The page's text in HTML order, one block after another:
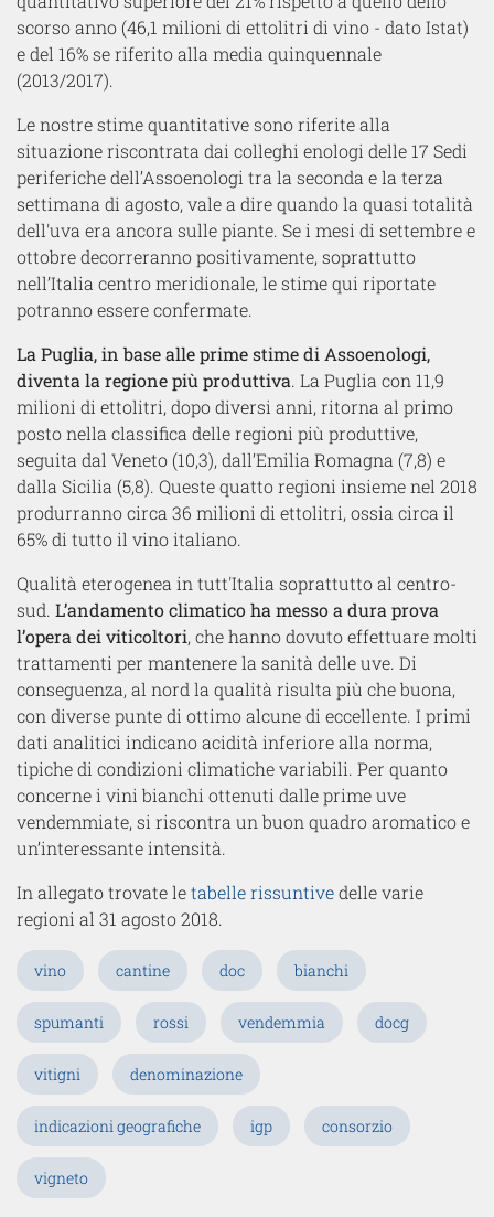
scorso anno (46,1 milioni di ettolitri di vino - dato Istat)
e del 16% se riferito alla media quinquennale
(2013/2017).
Le nostre stime quantitative sono riferite alla
situazione riscontrata dai colleghi enologi delle 17 Sedi
periferiche dell’Assoenologi tra la seconda e la terza
settimana di agosto, vale a dire quando la quasi totalità
dell'uva era ancora sulle piante. Se i mesi di settembre e
ottobre decorreranno positivamente, soprattutto
nell’Italia centro meridionale, le stime qui riportate
potranno essere confermate.
La Puglia, in base alle prime stime di Assoenologi,
diventa la regione più produttiva. La Puglia con 11,9
milioni di ettolitri, dopo diversi anni, ritorna al primo
posto nella classifica delle regioni più produttive,
seguita dal Veneto (10,3), dall’Emilia Romagna (7,8) e
dalla Sicilia (5,8). Queste quatto regioni insieme nel 2018
produrranno circa 36 milioni di ettolitri, ossia circa il
65% di tutto il vino italiano.
Qualità eterogenea in tutt'Italia soprattutto al centro-
sud. L’andamento climatico ha messo a dura prova
l’opera dei viticoltori, che hanno dovuto effettuare molti
trattamenti per mantenere la sanità delle uve. Di
conseguenza, al nord la qualità risulta più che buona,
con diverse punte di ottimo alcune di eccellente. I primi
dati analitici indicano acidità inferiore alla norma,
tipiche di condizioni climatiche variabili. Per quanto
concerne i vini bianchi ottenuti dalle prime uve
vendemmiate, si riscontra un buon quadro aromatico e
un’interessante intensità.
In allegato trovate letabelle rissuntivedelle varie
regioni al 31 agosto 2018.
vino cantine doc bianchi
spumanti rossi vendemmia docg
vitigni denominazione
indicazioni geografiche igp consorzio
vigneto